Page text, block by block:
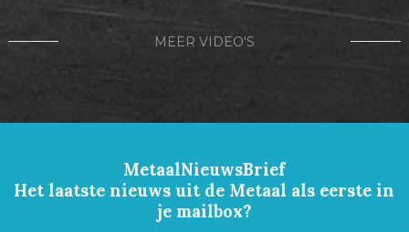
MEER VIDEO'S
MetaalNieuwsBrief
Het laatste nieuws uit de Metaal als eerste in
je mailbox?